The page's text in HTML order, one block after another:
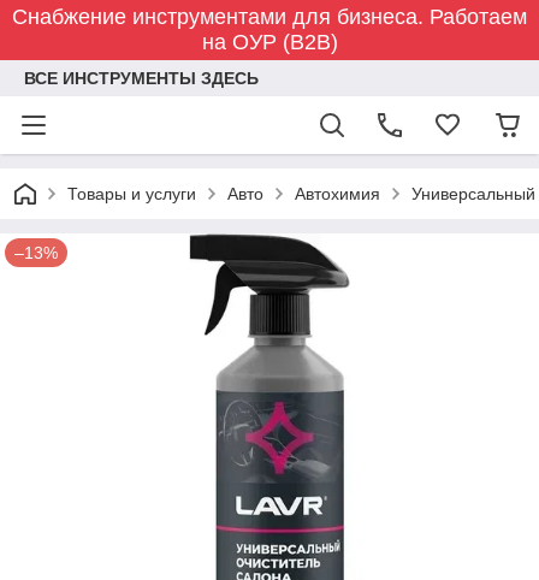
Снабжение инструментами для бизнеса. Работаем
на ОУР (B2B)
ВСЕ ИНСТРУМЕНТЫ ЗДЕСЬ
Товары и услуги Авто Автохимия
–13%